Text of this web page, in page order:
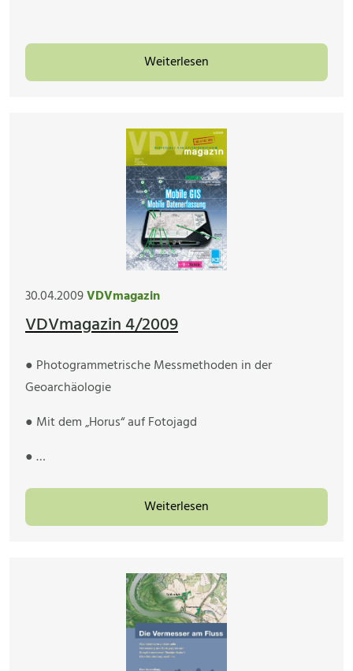
Weiterlesen
30.04.2009VDVmagazin
VDVmagazin 4/2009
● Photogrammetrische Messmethoden in der
Geoarchäologie
● Mit dem „Horus“ auf Fotojagd
● …
Weiterlesen